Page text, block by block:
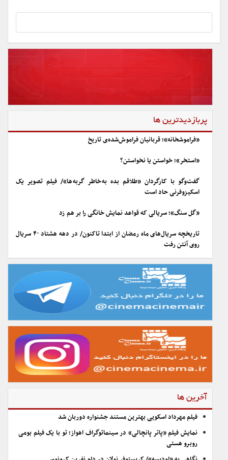
پربازدیدترین ها
«فراموشخانه»؛ قربانیان فراموش‌شده‌ی تاریخ
«استخر»؛ خواستن یا نخواستن؟
گفت‌وگو با کارگردان «طلاقم بده به خاطر گربه ها»/ فیلم تصویر یک
اسکیزوفرنی حاد است
«گل سنگ»؛ سریالی که قواعد نمایش خانگی را بر هم زد
تاریخچه سریال‌های ماه رمضان از ابتدا تاکنون/ در دهه هشتاد ۴۰ سریال
روی آنتن رفت
آخرین ها
فیلم مهرداد اسکویی بهترین مستند جشنواره دوربان شد
نمایش فیلم «پاتر پانچالی» در سینماتوگراف اهواز؛ تو با یک فیلم بومی
روبرو هستی